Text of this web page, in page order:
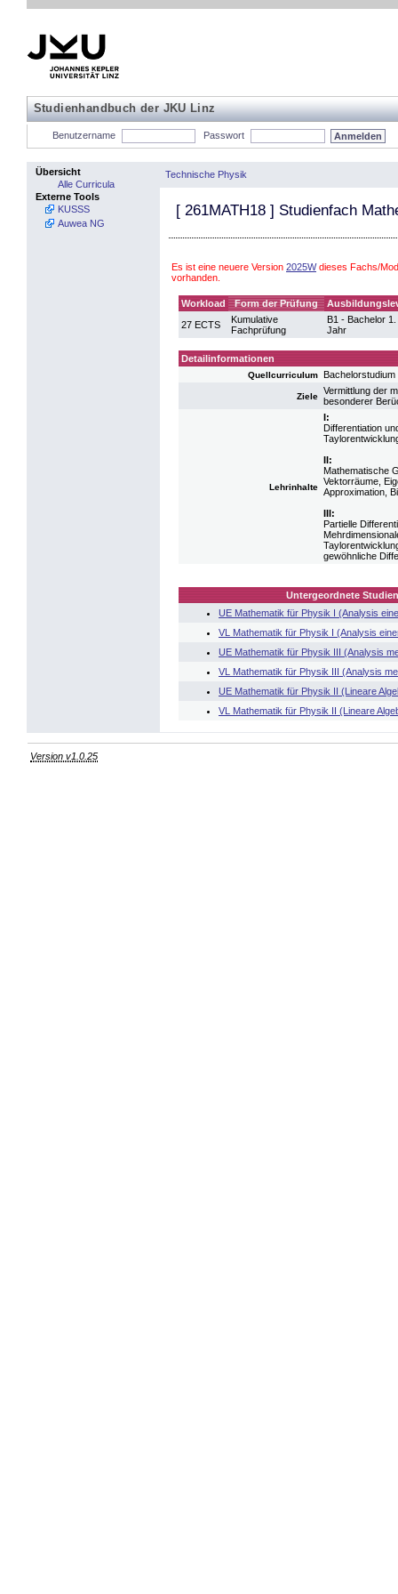
Studienhandbuch der JKU Linz
Benutzername Passwort
Übersicht
Alle Curricula
Externe Tools
KUSSS
Auwea NG
Technische Physik
[ 261MATH18 ] Studienfach
Es ist eine neuere Version 2025Wdieses Fachs/
vorhanden.
Workload Form der Prüfung
27 ECTS
Kumulative
Fachprüfung
B1 - Bachelor 1.
Jahr
Detailinformationen
Quellcurriculum
Ziele
Vermittlung der
besonderer
Lehrinhalte
I:
Differentiation
II:
Mathematische
Vektorräume,
Approximation,
III:
Partielle
gewöhnliche
Untergeordnete
UE Mathematik für Physik I (Analysis
VL Mathematik für Physik I (Analysis
UE Mathematik für Physik III (Analysis
VL Mathematik für Physik III (Analysis
UE Mathematik für Physik II (Lineare
VL Mathematik für Physik II (Lineare
Version v1.0.25